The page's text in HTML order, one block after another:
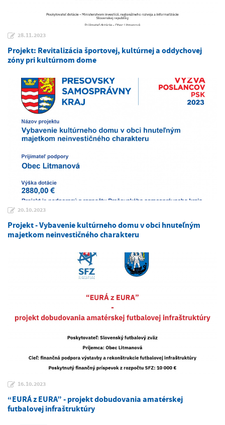
28.11.2023
Projekt: Revitalizácia športovej, kultúrnej a oddychovej
zóny pri kultúrnom dome
20.10.2023
Projekt - Vybavenie kultúrneho domu v obci hnuteľným
majetkom neinvestičného charakteru
16.10.2023
“EURÁ z EURA” - projekt dobudovania amatérskej
futbalovej infraštruktúry